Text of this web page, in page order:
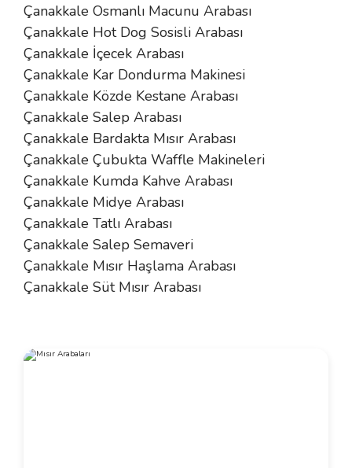
Çanakkale Osmanlı Macunu Arabası
Çanakkale Hot Dog Sosisli Arabası
Çanakkale İçecek Arabası
Çanakkale Kar Dondurma Makinesi
Çanakkale Közde Kestane Arabası
Çanakkale Salep Arabası
Çanakkale Bardakta Mısır Arabası
Çanakkale Çubukta Waffle Makineleri
Çanakkale Kumda Kahve Arabası
Çanakkale Midye Arabası
Çanakkale Tatlı Arabası
Çanakkale Salep Semaveri
Çanakkale Mısır Haşlama Arabası
Çanakkale Süt Mısır Arabası